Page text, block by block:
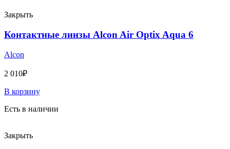
Закрыть
Контактные линзы Alcon Air Optix Aqua 6
Alcon
2 010₽
В корзину
Есть в наличии
Закрыть